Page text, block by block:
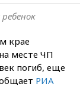
крае
месте ЧП
погиб, еще
РИА